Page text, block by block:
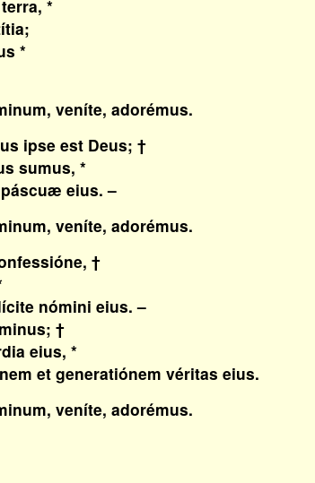
*
*
veníte, adorémus.
ipse est Deus; †
sumus, *
eius. –
veníte, adorémus.
†
nómini eius. –
†
eius, *
et generatiónem véritas eius.
veníte, adorémus.